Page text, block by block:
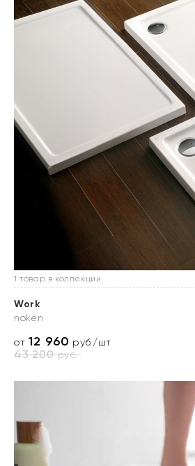
1 товар в коллекции
Work
noken
от12 960 руб./шт
43 200руб.